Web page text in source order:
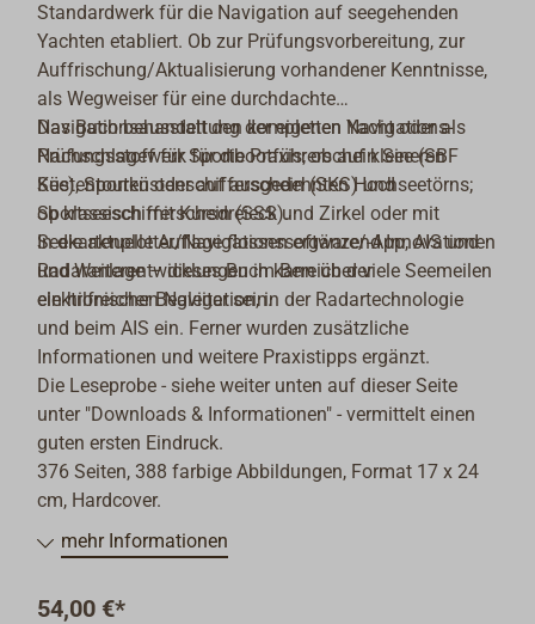
Standardwerk für die Navigation auf seegehenden
Yachten etabliert. Ob zur Prüfungsvorbereitung, zur
Auffrischung/Aktualisierung vorhandener Kenntnisse,
als Wegweiser für eine durchdachte
Navigationsausstattung der eigenen Yacht oder als
Nachschlagewerk für die Praxis; ob auf kleineren
Küstentouren oder auf ausgedehnten Hochseetörns;
ob klassisch mit Kursdreieck und Zirkel oder mit
Seekartenplotter/Navigationssoftware/-App, AIS und
Radaranlage – dieses Buch kann über viele Seemeilen
ein hilfreicher Begleiter sein.
Das Buch behandelt den kompletten Navigations-
Prüfungsstoff für Sportbootführerschein See (SBF
See), Sportküstenschifferschein (SKS) und
Sportseeschifferschein (SSS).
In die aktuelle Auflage flossen ergänzend Innovationen
und Weiterentwicklungen im Bereich der
elektronischen Navigation, in der Radartechnologie
und beim AIS ein. Ferner wurden zusätzliche
Informationen und weitere Praxistipps ergänzt.
Die Leseprobe - siehe weiter unten auf dieser Seite
unter "Downloads & Informationen" - vermittelt einen
guten ersten Eindruck.
376 Seiten, 388 farbige Abbildungen, Format 17 x 24
cm, Hardcover.
mehr Informationen
54,00 €*